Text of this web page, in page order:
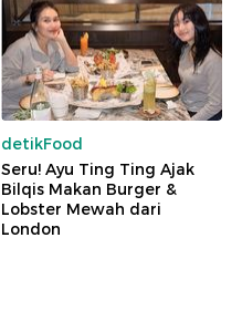
detikFood
Seru! Ayu Ting Ting Ajak
Bilqis Makan Burger &
Lobster Mewah dari
London